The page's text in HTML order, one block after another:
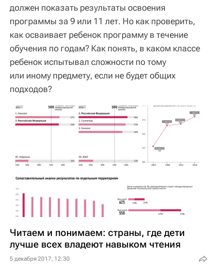
должен показать результаты освоения
программы за 9 или 11 лет. Но как проверить,
как осваивает ребенок программу в течение
обучения по годам? Как понять, в каком классе
ребенок испытывал сложности по тому
или иному предмету, если не будет общих
подходов?
Читаем и понимаем: страны, где дети
лучше всех владеют навыком чтения
5 декабря 2017, 12:30